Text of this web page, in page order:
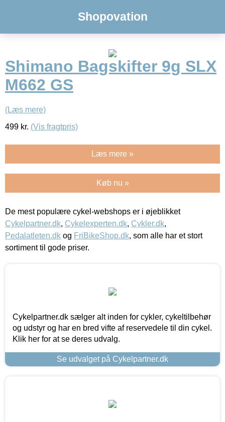
Shopovation
Shimano Bagskifter 9g SLX
M662 GS
(Læs mere)
499 kr. (Vis fragtpris)
Læs mere »
Køb nu »
De mest populære cykel-webshops er i øjeblikket
Cykelpartner.dk, Cykelexperten.dk, Cykler.dk,
Pedalatleten.dk og FriBikeShop.dk, som alle har et stort
sortiment til gode priser.
Cykelpartner.dk sælger alt inden for cykler, cykeltilbehør
og udstyr og har en bred vifte af reservedele til din cykel.
Klik her for at se deres udvalg.
Se udvalget på Cykelpartner.dk